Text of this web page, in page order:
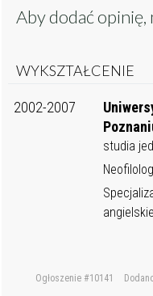
Aby dodać opinię,
WYKSZTAŁCENIE
2002-2007
studia
Ogłoszenie #10141